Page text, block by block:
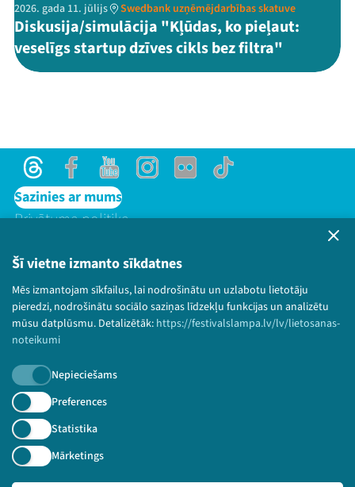
Šī vietne izmanto sīkdatnes
Mēs izmantojam sīkfailus, lai nodrošinātu un uzlabotu lietotāju
pieredzi, nodrošinātu sociālo saziņas līdzekļu funkcijas un analizētu
mūsu datplūsmu. Detalizētāk: https://festivalslampa.lv/lv/lietosanas-
noteikumi
Nepieciešams
Preferences
Statistika
Mārketings
2026. gada 11. jūlijs Swedbank uzņēmējdarbības skatuve
Diskusija/simulācija "Kļūdas, ko pieļaut:
veselīgs startup dzīves cikls bez filtra"
ThreadsFacebookYoutubeInstagram
Flick TikTok
Sazinies ar mums
Privātuma politika
Bērnu aizsardzības politika
© 2026 Sarunu festivāls LAMPA Visas tiesības
paturētas.
Piesakies jaunumiem!
Nepalaid garām aktuālāko informāciju!